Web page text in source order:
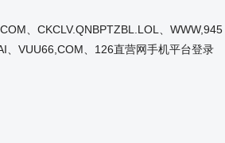
、CKCLV.QNBPTZBL.LOL、WWW,945
、VUU66,COM、126直营网手机平台登录